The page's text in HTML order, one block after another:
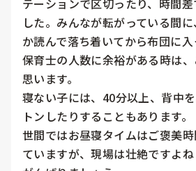
テーションで区切ったり、時間
した。みんなが転がっている間
か読んで落ち着いてから布団に入
保育士の人数に余裕がある時は
思います。
寝ない子には、40分以上、背中
トンしたりすることもあります。
世間ではお昼寝タイムはご褒美
ていますが、現場は壮絶ですよね